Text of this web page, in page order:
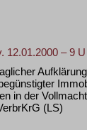
12.01.2000 – 9
in der
(LS)